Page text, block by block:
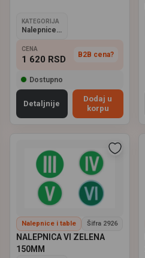
KATEGORIJA
Nalepnice i table
CENA
1 620 RSD B2B cena?
Dostupno
Detaljnije
Dodaj u
korpu
Nalepnice i table Šifra 2926
NALEPNICA VI ZELENA
150MM